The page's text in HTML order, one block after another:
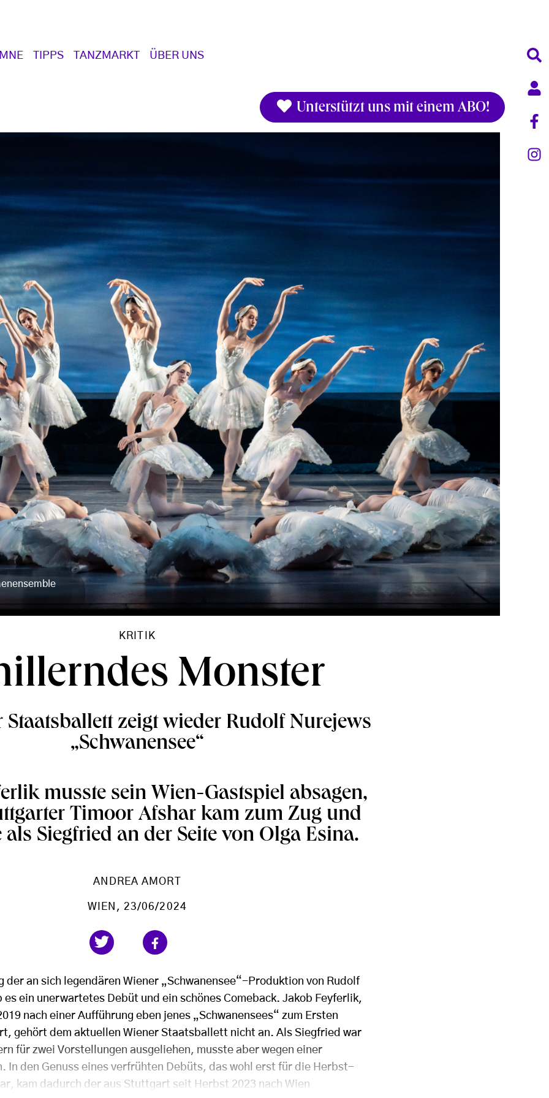
TIPPS TANZMARKT ÜBER UNS
Unterstützt uns mit einem ABO!
KRITIK
Monster
Staatsballett zeigt wieder Rudolf Nurejews
„Schwanensee“
musste sein Wien-Gastspiel absagen,
Timoor Afshar kam zum Zug und
Siegfried an der Seite von Olga Esina.
ANDREA AMORT
WIEN , 23/06/2024
der an sich legendären Wiener „Schwanensee“-Produktion von Rudolf
es ein unerwartetes Debüt und ein schönes Comeback. Jakob Feyferlik,
nach einer Aufführung eben jenes „Schwanensees“ zum Ersten
gehört dem aktuellen Wiener Staatsballett nicht an. Als Siegfried war
für zwei Vorstellungen ausgeliehen, musste aber wegen einer
In den Genuss eines verfrühten Debüts, das wohl erst für die Herbst-
kam dadurch der aus Stuttgart seit Herbst 2023 nach Wien